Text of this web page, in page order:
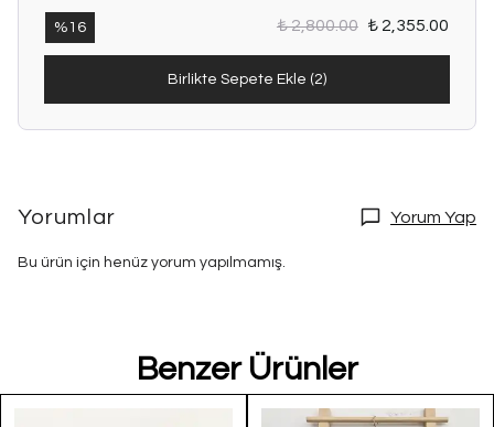
% 16 ₺ 2,800.00 ₺ 2,355.00
Birlikte Sepete Ekle (2)
Yorumlar Yorum Yap
Bu ürün için henüz yorum yapılmamış.
Benzer Ürünler